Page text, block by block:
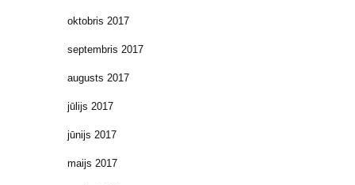
oktobris 2017
septembris 2017
augusts 2017
jūlijs 2017
jūnijs 2017
maijs 2017